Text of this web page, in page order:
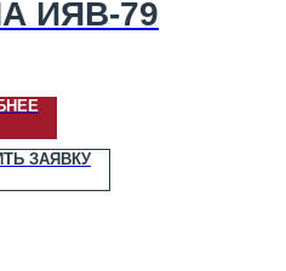
ИЯВ-79
ЗАЯВКУ